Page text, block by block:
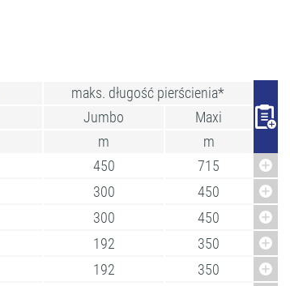
maks. długość pierścienia*
Jumbo
Maxi
m
m
450
715
300
450
300
450
192
350
192
350